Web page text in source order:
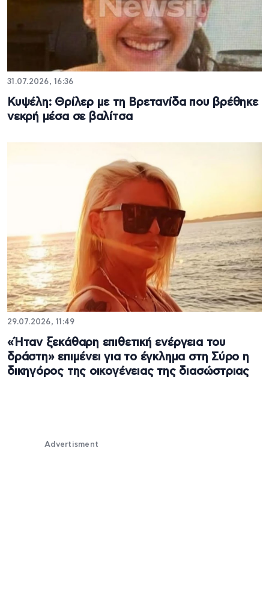
31.07.2026, 16:36
Κυψέλη: Θρίλερ με τη Βρετανίδα που βρέθηκε
νεκρή μέσα σε βαλίτσα
29.07.2026, 11:49
«Ήταν ξεκάθαρη επιθετική ενέργεια του
δράστη» επιμένει για το έγκλημα στη Σύρο η
δικηγόρος της οικογένειας της διασώστριας
Advertisment